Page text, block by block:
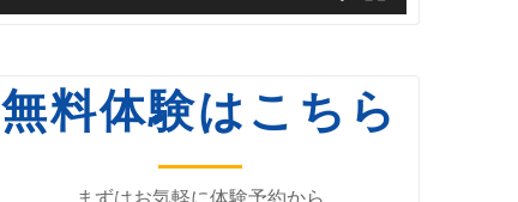
無料体験はこちら
まずはお気軽に体験予約から